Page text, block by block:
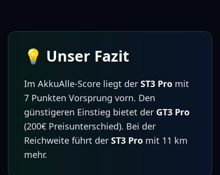
💡 Unser Fazit
Im AkkuAlle-Score liegt der ST3 Pro mit
7 Punkten Vorsprung vorn. Den
günstigeren Einstieg bietet der GT3 Pro
(200€ Preisunterschied). Bei der
Reichweite führt der ST3 Pro mit 11 km
mehr.